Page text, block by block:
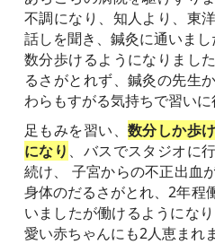
不調になり、知人より、東
話しを聞き、鍼灸に通いまし
数分歩けるようになりまし
るさがとれず、鍼灸の先生
わらもすがる気持ちで習いに
足もみを習い、 数分しか歩
になり 、バスでスタジオに
続け、 子宮からの不正出血
身体のだるさがとれ、2年程
いましたが働けるようにな
愛い赤ちゃんにも2人恵まれ